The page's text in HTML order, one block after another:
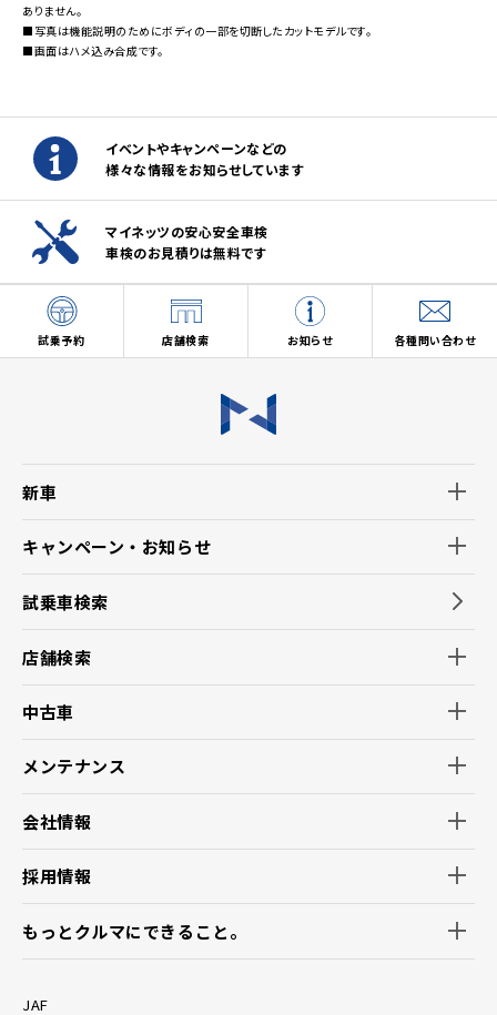
ありません。
■写真は機能説明のためにボディの一部を切断したカットモデルです。
■画面はハメ込み合成です。
イベントやキャンペーンなどの
様々な情報をお知らせしています
マイネッツの安心安全車検
車検のお見積りは無料です
試乗予約 店舗検索 お知らせ 各種問い合わせ
新車
キャンペーン・お知らせ
試乗車検索
店舗検索
中古車
メンテナンス
会社情報
採用情報
もっとクルマにできること。
JAF